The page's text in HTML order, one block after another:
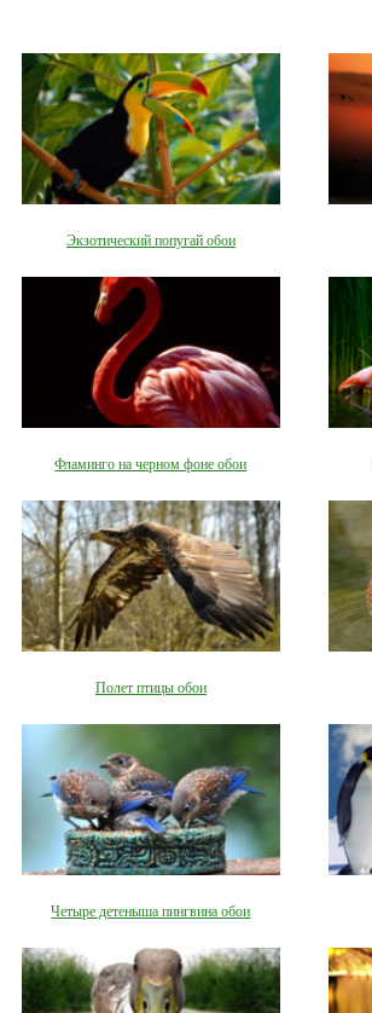
Экзотический попугай обои
Фламинго на черном фоне обои
Полет птицы обои
Четыре детеныша пингвина обои